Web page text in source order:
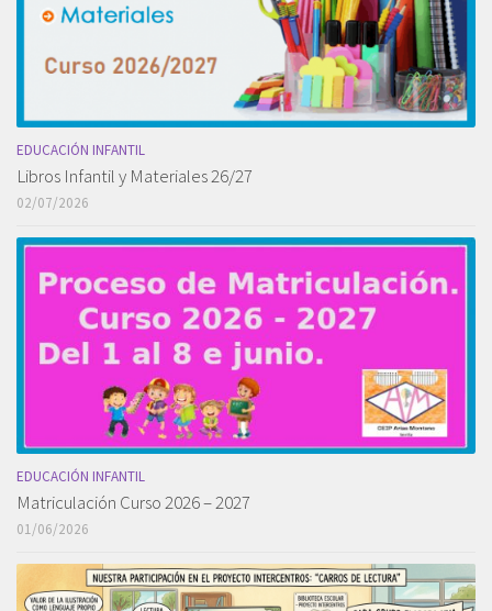
EDUCACIÓN INFANTIL
Libros Infantil y Materiales 26/27
02/07/2026
EDUCACIÓN INFANTIL
Matriculación Curso 2026 – 2027
01/06/2026